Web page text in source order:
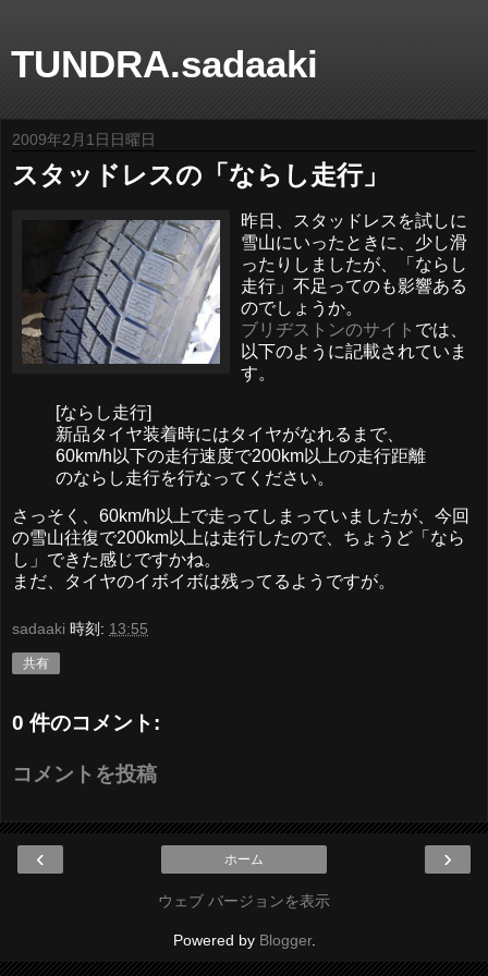
TUNDRA.sadaaki
2009年2月1日日曜日
スタッドレスの「ならし走行」
昨日、スタッドレスを試しに
雪山にいったときに、少し滑
ったりしましたが、「ならし
走行」不足ってのも影響ある
のでしょうか。
ブリヂストンのサイト では、
以下のように記載されていま
す。
[ならし走行]
新品タイヤ装着時にはタイヤがなれるまで、
60km/h以下の走行速度で200km以上の走行距離
のならし走行を行なってください。
さっそく、60km/h以上で走ってしまっていましたが、今回
の雪山往復で200km以上は走行したので、ちょうど「なら
し」できた感じですかね。
まだ、タイヤのイボイボは残ってるようですが。
sadaaki 時刻: 13:55
共有
0 件のコメント:
コメントを投稿
‹ ›
ホーム
ウェブ バージョンを表示
Powered by Blogger.